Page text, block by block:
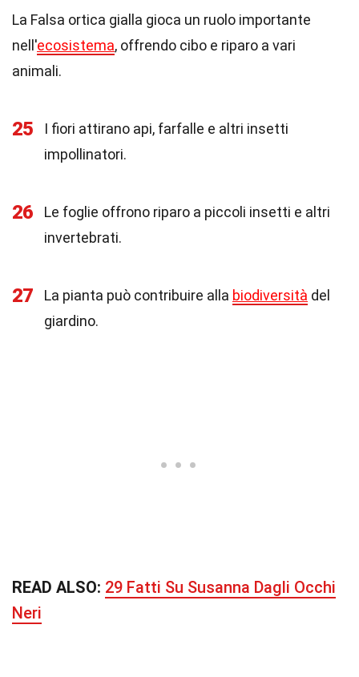
La Falsa ortica gialla gioca un ruolo importante
nell'ecosistema, offrendo cibo e riparo a vari
animali.
25
I fiori attirano api, farfalle e altri insetti
impollinatori.
26
Le foglie offrono riparo a piccoli insetti e altri
invertebrati.
27 La pianta può contribuire alla biodiversità del
giardino.
READ ALSO: 29 Fatti Su Susanna Dagli Occhi
Neri